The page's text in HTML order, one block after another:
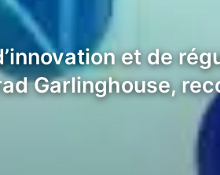
et de
Garlinghouse,